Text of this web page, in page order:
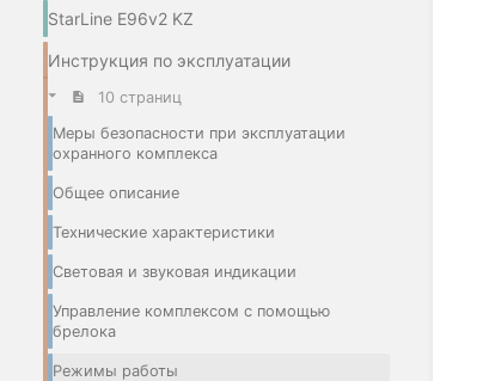
StarLine E96v2 KZ
Инструкция по эксплуатации
10 страниц
Меры безопасности при эксплуатации
охранного комплекса
Общее описание
Технические характеристики
Световая и звуковая индикации
Управление комплексом с помощью
брелока
Режимы работы